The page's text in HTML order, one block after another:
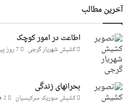
آخرین مطالب
اطاعت در امور کوچک
کشیش شهریار گرجى 7 روز پیش
بحرانهای زندگی
کشیش سوریک سرکیسیان 2 هفته پیش